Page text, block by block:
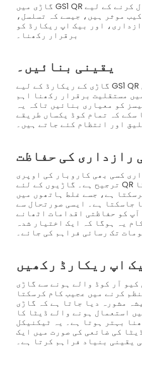
گاڑی میں GS1 QR کوڈ استعمال کرنے کے لیے
موثر ہیں، جیسے کہ تسلسل،
اور بیک اپ ریکارڈ کو
برقرار رکھنا۔
یقینی بنائیں۔
گاڑی کے ریکارڈ کے لیے GS1 QR کوڈ کی تخلیق
مستقلیت برقرار رکھنا اہم
کو معیاری بنائیں تاکہ یہ
سکے کہ تمام کوڈ یکساں طریقے
اور انتظام کئے جاتے ہیں۔
رازداری کی حفاظت
کسی بھی کاروبار کی اوپری
ترجیح ہے۔ گاڑیوں کے لئے QR کوڈ سنسکٹ ڈیٹا
ہے، جسے غلط ہاتھوں میں
جاسکتا ہے۔ ایسی صورتحال سے
آپ کو حفاظتی اقدامات اٹھانے
یہ ہوگا کہ ایک اختیار شدہ
تک رسائی فراہم کی جائے۔
اپ ریکارڈ رکھیں
جی ایس 1 کی کیو آر کوڈ والے ہونے سے گاڑی
کرنے میں عجیب کام کرسکتا
مشورہ دیا جاتا ہے کہ گاڑی
استعمال ہونے والے ڈیٹا کا
بہتر ہوتا ہے۔ یہ ٹیکنیکل
کی ضائعی کی صورت میں ایک
یقینی بنیاد فراہم کرتا ہے۔